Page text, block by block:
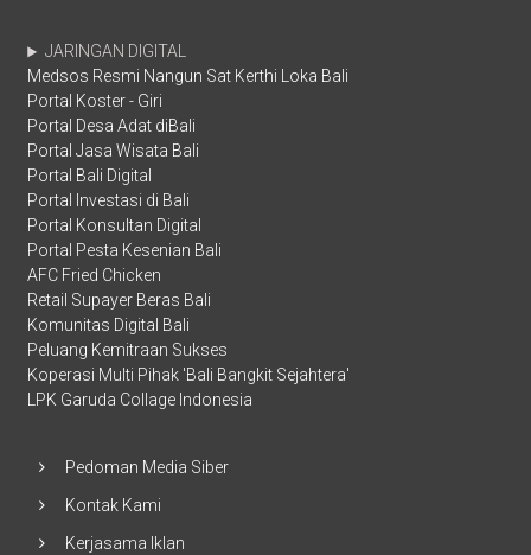
JARINGAN DIGITAL
Medsos Resmi Nangun Sat Kerthi Loka Bali
Portal Koster - Giri
Portal Desa Adat diBali
Portal Jasa Wisata Bali
Portal Bali Digital
Portal Investasi di Bali
Portal Konsultan Digital
Portal Pesta Kesenian Bali
AFC Fried Chicken
Retail Supayer Beras Bali
Komunitas Digital Bali
Peluang Kemitraan Sukses
Koperasi Multi Pihak 'Bali Bangkit Sejahtera'
LPK Garuda Collage Indonesia
Pedoman Media Siber
Kontak Kami
Kerjasama Iklan